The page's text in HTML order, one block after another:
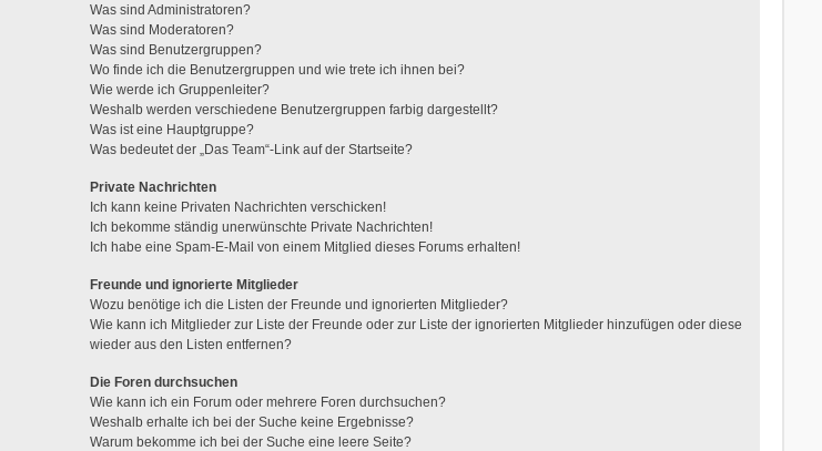
Was sind Administratoren?
Was sind Moderatoren?
Was sind Benutzergruppen?
Wo finde ich die Benutzergruppen und wie trete ich ihnen bei?
Wie werde ich Gruppenleiter?
Weshalb werden verschiedene Benutzergruppen farbig dargestellt?
Was ist eine Hauptgruppe?
Was bedeutet der „Das Team“-Link auf der Startseite?
Private Nachrichten
Ich kann keine Privaten Nachrichten verschicken!
Ich bekomme ständig unerwünschte Private Nachrichten!
Ich habe eine Spam-E-Mail von einem Mitglied dieses Forums erhalten!
Freunde und ignorierte Mitglieder
Wozu benötige ich die Listen der Freunde und ignorierten Mitglieder?
Wie kann ich Mitglieder zur Liste der Freunde oder zur Liste der ignorierten Mitglieder hinzufügen oder diese
wieder aus den Listen entfernen?
Die Foren durchsuchen
Wie kann ich ein Forum oder mehrere Foren durchsuchen?
Weshalb erhalte ich bei der Suche keine Ergebnisse?
Warum bekomme ich bei der Suche eine leere Seite?